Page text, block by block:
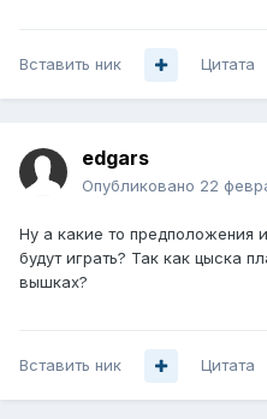
Вставить ник Цитата
edgars
Опубликовано 22
Ну а какие то предположения
будут играть? Так как цыска
вышках?
Вставить ник Цитата